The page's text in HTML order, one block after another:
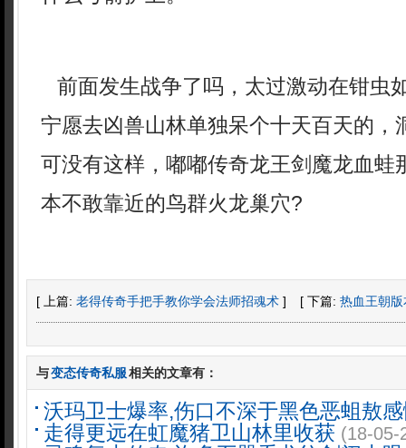
前面发生战争了吗，太过激动在钳虫
宁愿去凶兽山林单独呆个十天百天的，
可没有这样，嘟嘟传奇龙王剑魔龙血蛙
本不敢靠近的鸟群火龙巢穴?
[ 上篇: 老得传奇手把手教你学会法师招魂术 ] [ 下篇: 热血王朝
与变态传奇私服相关的文章有：
沃玛卫士爆率,伤口不深于黑色恶蛆敖
走得更远在虹魔猪卫山林里收获 (18-05-